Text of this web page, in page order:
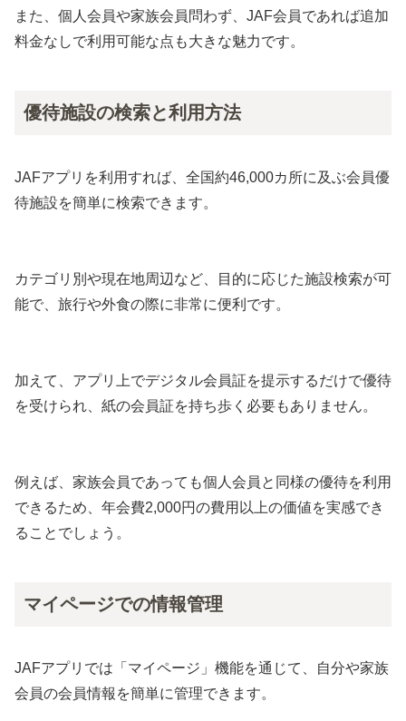
また、個人会員や家族会員問わず、JAF会員であれば追加
料金なしで利用可能な点も大きな魅力です。
優待施設の検索と利用方法
JAFアプリを利用すれば、全国約46,000カ所に及ぶ会員優
待施設を簡単に検索できます。
カテゴリ別や現在地周辺など、目的に応じた施設検索が可
能で、旅行や外食の際に非常に便利です。
加えて、アプリ上でデジタル会員証を提示するだけで優待
を受けられ、紙の会員証を持ち歩く必要もありません。
例えば、家族会員であっても個人会員と同様の優待を利用
できるため、年会費2,000円の費用以上の価値を実感でき
ることでしょう。
マイページでの情報管理
JAFアプリでは「マイページ」機能を通じて、自分や家族
会員の会員情報を簡単に管理できます。